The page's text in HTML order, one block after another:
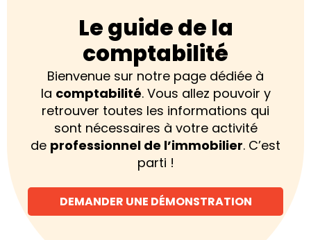
Le guide de la
comptabilité
Bienvenue sur notre page dédiée à
la comptabilité. Vous allez pouvoir y
retrouver toutes les informations qui
sont nécessaires à votre activité
de professionnel de l’immobilier. C’est
parti !
DEMANDER UNE DÉMONSTRATION